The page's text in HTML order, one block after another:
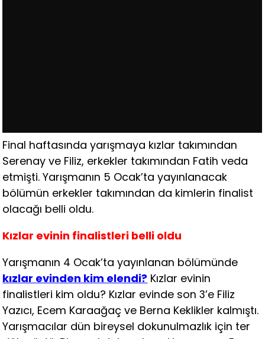
Final haftasında yarışmaya kızlar takımından
Serenay ve Filiz, erkekler takımından Fatih veda
etmişti. Yarışmanın 5 Ocak’ta yayınlanacak
bölümün erkekler takımından da kimlerin finalist
olacağı belli oldu.
Kızlar evinin finalistleri belli oldu
Yarışmanın 4 Ocak’ta yayınlanan bölümünde
kızlar evinden kim elendi? Kızlar evinin
finalistleri kim oldu? Kızlar evinde son 3’e Filiz
Yazıcı, Ecem Karaağaç ve Berna Keklikler kalmıştı.
Yarışmacılar dün bireysel dokunulmazlık için ter